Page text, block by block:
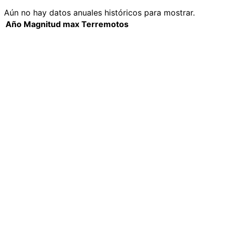
Aún no hay datos anuales históricos para mostrar.
Año Magnitud max Terremotos